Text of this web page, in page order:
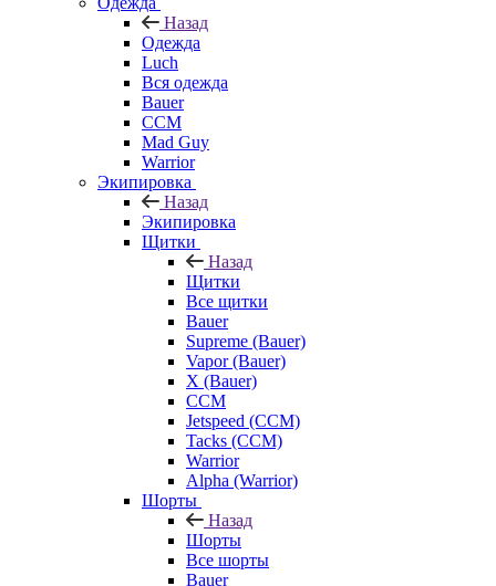
Назад
Одежда
Luch
Вся одежда
Bauer
CCM
Mad Guy
Warrior
Экипировка
Назад
Экипировка
Щитки
Назад
Щитки
Все щитки
Bauer
Supreme (Bauer)
Vapor (Bauer)
X (Bauer)
CCM
Jetspeed (CCM)
Tacks (CCM)
Warrior
Alpha (Warrior)
Шорты
Назад
Шорты
Все шорты
Bauer